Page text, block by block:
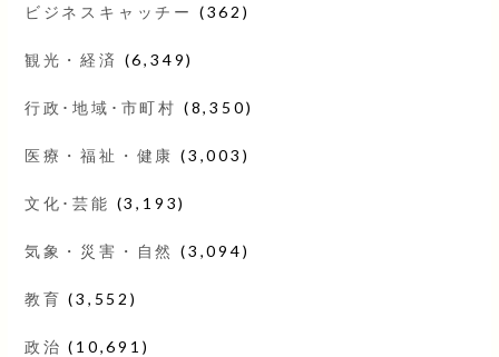
ビジネスキャッチー (362)
観光・経済 (6,349)
行政･地域･市町村 (8,350)
医療・福祉・健康 (3,003)
文化･芸能 (3,193)
気象・災害・自然 (3,094)
教育 (3,552)
政治 (10,691)